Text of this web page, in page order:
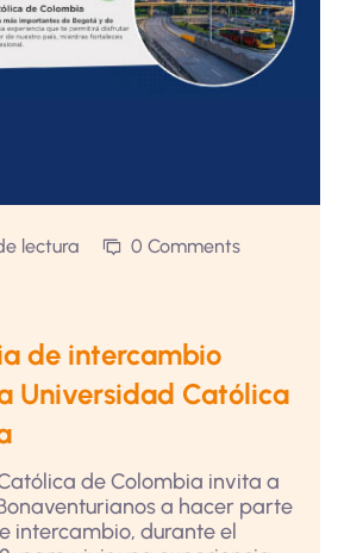
lectura
0 Comments
de intercambio
Universidad Católica
de Colombia invita a
a hacer parte
intercambio, durante el